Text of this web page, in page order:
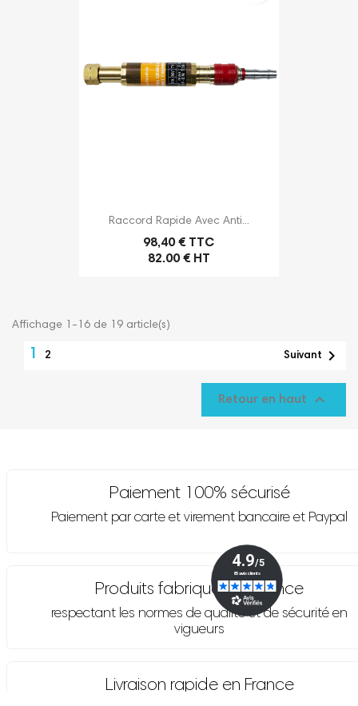
Raccord Rapide Avec Anti...
98,40 € TTC
82.00 € HT
Affichage 1-16 de 19 article(s)
1 2 Suivant 
Retour en haut 
Paiement 100% sécurisé
Paiement par carte et virement bancaire et Paypal
Produits fabriqués en France
respectant les normes de qualité et de sécurité en
vigueurs
Livraison rapide en France